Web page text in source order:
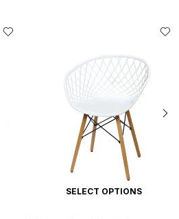
SELECT OPTIONS